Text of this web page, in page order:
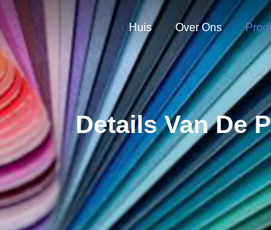
Huis Over Ons
Details Van De